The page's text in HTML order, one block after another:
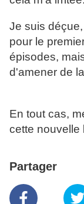
Je suis
pour le
épisodes,
d'amener de
En tout cas,
cette nouvelle
Partager